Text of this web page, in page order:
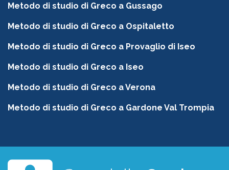
Metodo di studio di Greco a Gussago
Metodo di studio di Greco a Ospitaletto
Metodo di studio di Greco a Provaglio di Iseo
Metodo di studio di Greco a Iseo
Metodo di studio di Greco a Verona
Metodo di studio di Greco a Gardone Val Trompia